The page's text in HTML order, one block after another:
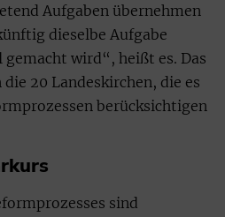
Aufgaben übernehmen
dieselbe Aufgabe
wird“, heißt es. Das
20 Landeskirchen, die es
berücksichtigen
sind